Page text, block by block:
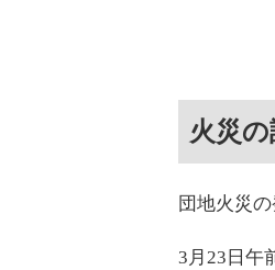
火災の
団地火災の
3月23日午